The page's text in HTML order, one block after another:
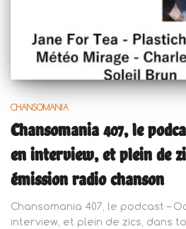
CHANSOMANIA
Chansomania 407, le
en interview, et plein de
émission radio chanson
Chansomania 407, le podcast –
interview, et plein de zics, dans